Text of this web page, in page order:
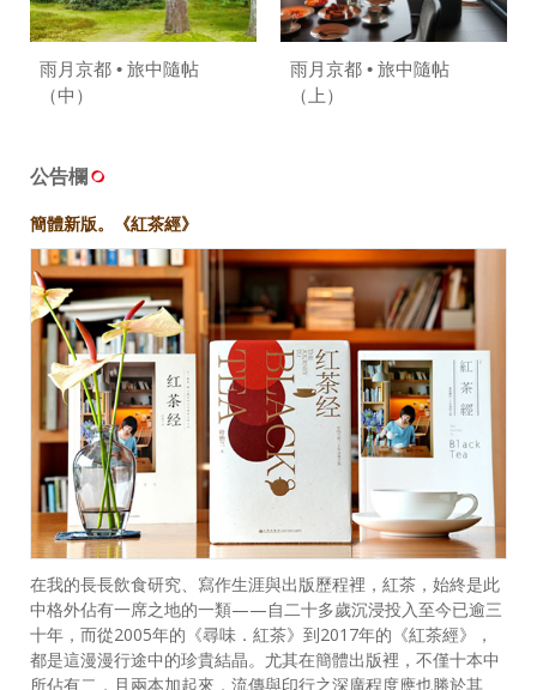
雨月京都 • 旅中隨帖
（中）
雨月京都 • 旅中隨帖
（上）
公告欄
簡體新版。《紅茶經》
在我的長長飲食研究、寫作生涯與出版歷程裡，紅茶，始終是此
中格外佔有一席之地的一類——自二十多歲沉浸投入至今已逾三
十年，而從2005年的《尋味．紅茶》到2017年的《紅茶經》，
都是這漫漫行途中的珍貴結晶。尤其在簡體出版裡，不僅十本中
所佔有二，且兩本加起來，流傳與印行之深廣程度應也勝於其